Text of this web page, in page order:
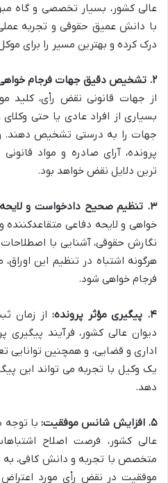
عالی کشور، بسیار تخصصی و
با دانش عمیق حقوقی و تجربه
درک کرده و بهترین مسیر را برای
۲. تشخیص دقیق جهات فرجام خواهی:
از جهات قانونی نقض رأی، کلید
بسیاری از افراد عادی یا حتی
جهات را به درستی تشخیص
پرونده، آرای صادره و مواد
ترین دلایل نقض خواهد بود.
۳. تنظیم صحیح دادخواست و لایحه:
خواهی و لایحه دفاعی متقاعدکننده
نگارش حقوقی، آشنایی با
هرگونه اشتباه در تنظیم این
فرجام خواهی شود.
۴. پیگیری مؤثر پرونده:
از زمان
دیوان عالی کشور، فرآیند پیگیری
اداری و قضایی، و همچنین
یک وکیل با تجربه می تواند این
دهد.
۵. افزایش شانس موفقیت:
با توجه
عالی کشور، فرصت اصلاح
متخصص با تجربه و دانش کافی،
موفقیت در نقض رأی مورد